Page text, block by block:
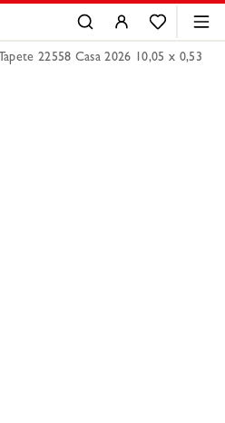
Tapete 22558 Casa 2026 10,05 x 0,53